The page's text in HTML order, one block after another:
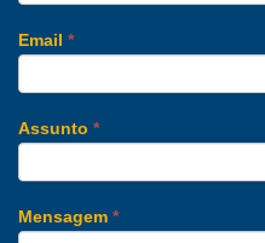
Email *
Assunto *
Mensagem *